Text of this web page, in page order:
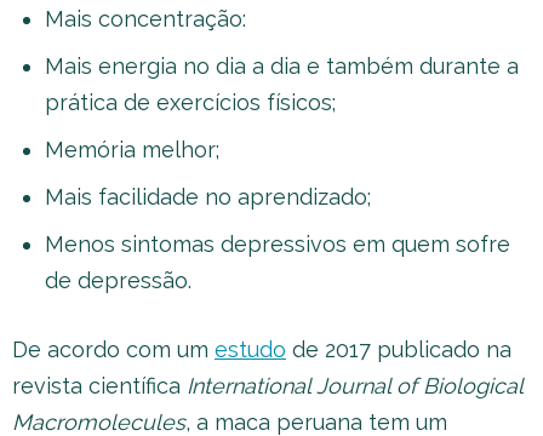
Mais concentração:
Mais energia no dia a dia e também durante a
prática de exercícios físicos;
Memória melhor;
Mais facilidade no aprendizado;
Menos sintomas depressivos em quem sofre
de depressão.
De acordo com um estudo de 2017 publicado na
revista científica International Journal of Biological
Macromolecules, a maca peruana tem um